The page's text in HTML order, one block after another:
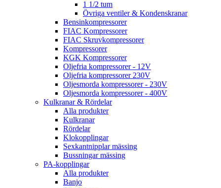
1 1/2 tum
Övriga ventiler & Kondenskranar
Bensinkompressorer
FIAC Kompressorer
FIAC Skruvkompressorer
Kompressorer
KGK Kompressorer
Oljefria kompressorer - 12V
Oljefria kompressorer 230V
Oljesmorda kompressorer - 230V
Oljesmorda kompressorer - 400V
Kulkranar & Rördelar
Alla produkter
Kulkranar
Rördelar
Klokopplingar
Sexkantnipplar mässing
Bussningar mässing
PA-kopplingar
Alla produkter
Banjo